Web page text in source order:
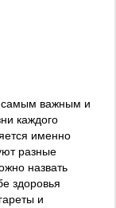
самым важным и
каждого
именно
разные
назвать
здоровья
и